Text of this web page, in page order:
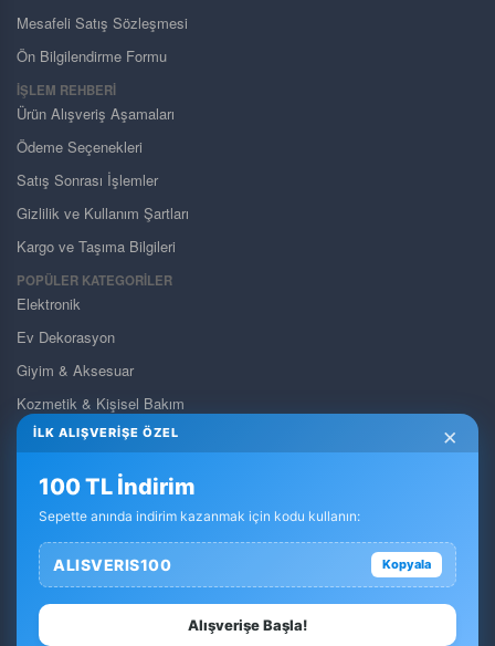
Mesafeli Satış Sözleşmesi
Ön Bilgilendirme Formu
İŞLEM REHBERİ
Ürün Alışveriş Aşamaları
Ödeme Seçenekleri
Satış Sonrası İşlemler
Gizlilik ve Kullanım Şartları
Kargo ve Taşıma Bilgileri
POPÜLER KATEGORİLER
Elektronik
Ev Dekorasyon
Giyim & Aksesuar
Kozmetik & Kişisel Bakım
Pet Shop
Takı & Gözlük & Saat
Yapı Market & Bahçe
Anne & Bebek & Oyuncak
Dolar Ürün Kategorisi
×
İLK ALIŞVERİŞE ÖZEL
100 TL İndirim
Sepette anında indirim kazanmak için kodu kullanın:
ALISVERIS100 Kopyala
Alışverişe Başla!